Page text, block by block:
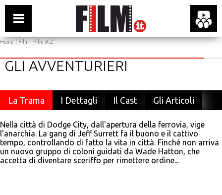
Home|Film|Film A-Z
GLI AVVENTURIERI
La Trama I Dettagli Il Cast Gli Articoli
Nella città di Dodge City, dall'apertura della ferrovia, vige
l'anarchia. La gang di Jeff Surrett fa il buono e il cattivo
tempo, controllando di fatto la vita in città. Finché non arriva
un nuovo gruppo di coloni guidati da Wade Hatton, che
accetta di diventare sceriffo per rimettere ordine...